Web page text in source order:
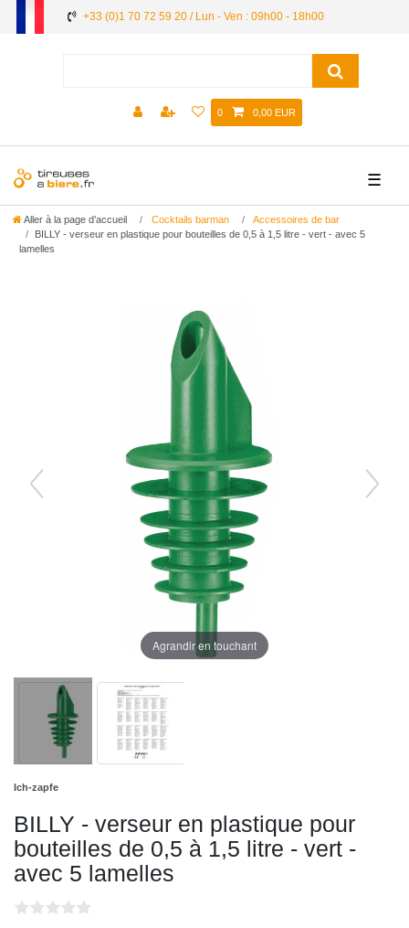
+33 (0)1 70 72 59 20 / Lun - Ven : 09h00 - 18h00
0 0,00 EUR
☰
Aller à la page d’accueil Cocktails barman
Accessoires de bar
BILLY - verseur en plastique pour bouteilles de 0,5 à 1,5 litre - vert - avec 5
lamelles
Agrandir en touchant
Ich-zapfe
BILLY - verseur en plastique pour
bouteilles de 0,5 à 1,5 litre - vert -
avec 5 lamelles